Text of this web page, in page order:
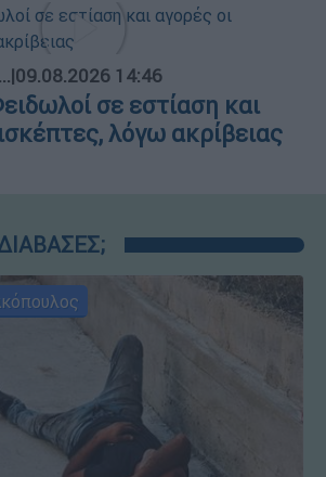
|09.08.2026 14:46
σε εστίαση και
λόγω ακρίβειας